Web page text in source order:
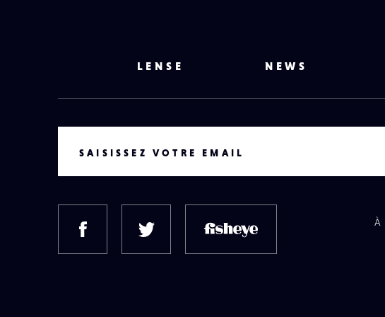
LENSE NEWS
SAISISSEZ VOTRE EMAIL
FACEBOOK TWITTER
À